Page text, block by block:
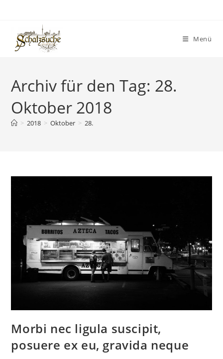
Menü
Archiv für den Tag: 28.
Oktober 2018
> 2018 > Oktober > 28.
Morbi nec ligula suscipit,
posuere ex eu, gravida neque